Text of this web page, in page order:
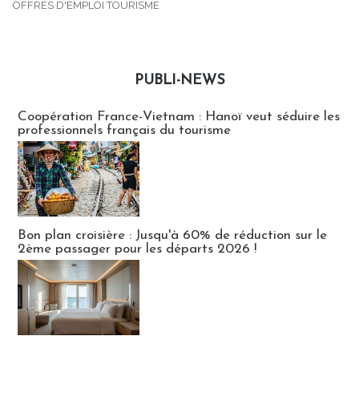
OFFRES D'EMPLOI TOURISME
PUBLI-NEWS
Coopération France-Vietnam : Hanoï veut séduire les
professionnels français du tourisme
Bon plan croisière : Jusqu'à 60% de réduction sur le
2ème passager pour les départs 2026 !